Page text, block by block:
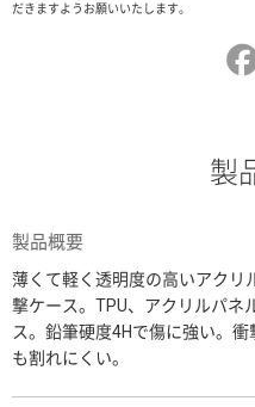
だきますようお願いいたします。
製
製品概要
薄くて軽く透明度の高いアクリ
撃ケース。TPU、アクリルパネ
ス。鉛筆硬度4Hで傷に強い。
も割れにくい。